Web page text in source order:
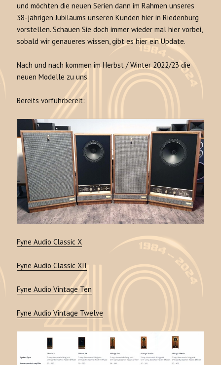
und möchten die neuen Serien dann im Rahmen unseres
38-jährigen Jubiläums unseren Kunden hier in Riedenburg
vorstellen. Schauen Sie doch immer wieder mal hier vorbei,
sobald wir genaueres wissen, gibt es hier ein Update.
Nach und nach kommen im Herbst / Winter 2022/23 die
neuen Modelle zu uns.
Bereits vorführbereit:
Fyne Audio Classic X
Fyne Audio Classic XII
Fyne Audio Vintage Ten
Fyne Audio Vintage Twelve